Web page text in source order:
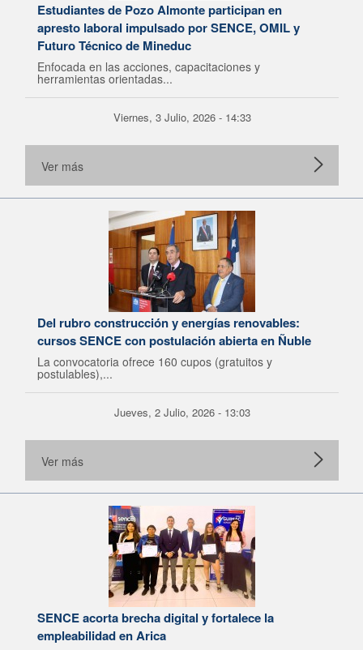
Estudiantes de Pozo Almonte participan en
apresto laboral impulsado por SENCE, OMIL y
Futuro Técnico de Mineduc
Enfocada en las acciones, capacitaciones y
herramientas orientadas...
Viernes, 3 Julio, 2026 - 14:33
Ver más
Del rubro construcción y energías renovables:
cursos SENCE con postulación abierta en Ñuble
La convocatoria ofrece 160 cupos (gratuitos y
postulables),...
Jueves, 2 Julio, 2026 - 13:03
Ver más
SENCE acorta brecha digital y fortalece la
empleabilidad en Arica